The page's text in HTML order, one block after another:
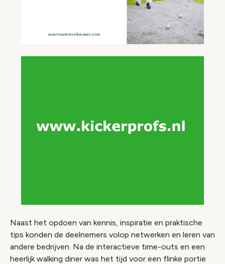
Naast het opdoen van kennis, inspiratie en praktische
tips konden de deelnemers volop netwerken en leren van
andere bedrijven. Na de interactieve time-outs en een
heerlijk walking diner was het tijd voor een flinke portie